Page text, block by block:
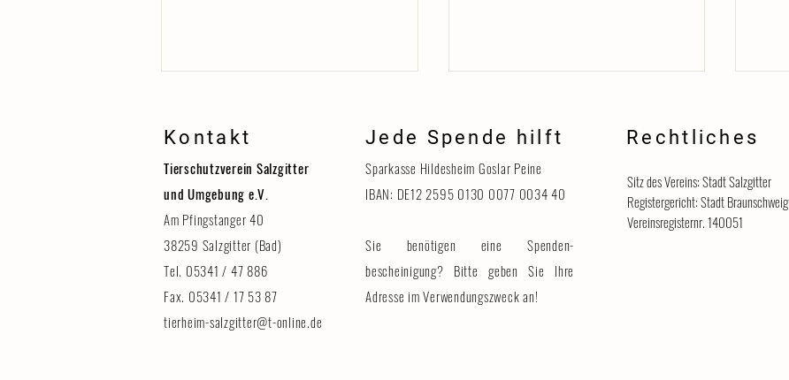
Erinnerung: Tag der Tiere am 8.
August
Katzenhaus vorübergehend für
Besucher geschlossen
Kontakt
Tierschutzverein Salzgitter
und Umgebung e.V.
Am Pfingstanger 40
38259 Salzgitter (Bad)
Tel. 05341 / 47 886
Fax. 05341 / 17 53 87
tierheim-salzgitter@t-online.de
Jede Spende hilft
Sparkasse Hildesheim Goslar Peine
IBAN: DE12 2595 0130 0077 0034 40
Sie benötigen eine Spenden-
bescheinigung? Bitte geben Sie Ihre
Adresse im Verwendungszweck an!
Rechtliches
Sitz des Vereins: Stadt Salzgitter
Registergericht: Stadt Braunschweig
Vereinsregisternr. 140051